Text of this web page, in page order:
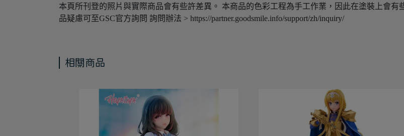
本頁所刊登的照片與實際商品會有些許差異。 本商品的色彩工程為手工作業，因此在塗裝上會
品疑慮可至GSC官方詢問 詢問辦法 > https://partner.goodsmile.info/support/zh/inquiry/
相關商品